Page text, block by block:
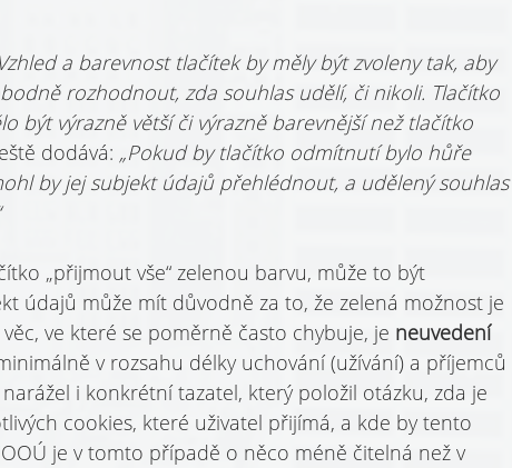
a barevnost tlačítek by měly být zvoleny tak, aby
rozhodnout, zda souhlas udělí, či nikoli. Tlačítko
být výrazně větší či výrazně barevnější než tlačítko
dodává: „Pokud by tlačítko odmítnutí bylo hůře
by jej subjekt údajů přehlédnout, a udělený souhlas
„přijmout vše“ zelenou barvu, může to být
údajů může mít důvodně za to, že zelená možnost je
ve které se poměrně často chybuje, je neuvedení
v rozsahu délky uchování (užívání) a příjemců
i konkrétní tazatel, který položil otázku, zda je
cookies, které uživatel přijímá, a kde by tento
je v tomto případě o něco méně čitelná než v